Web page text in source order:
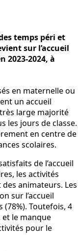
temps péri et
sur l’accueil
2023-2024, à
en maternelle ou
un accueil
large majorité
les jours de classe.
en centre de
scolaires.
de l’accueil
les activités
des animateurs. Les
sur l’accueil
(78%). Toutefois, 4
le manque
pour le